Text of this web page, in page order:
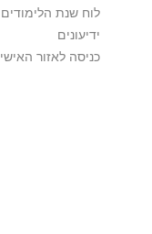
לוח שנת הלימודים
ידיעונים
כניסה לאזור האישי